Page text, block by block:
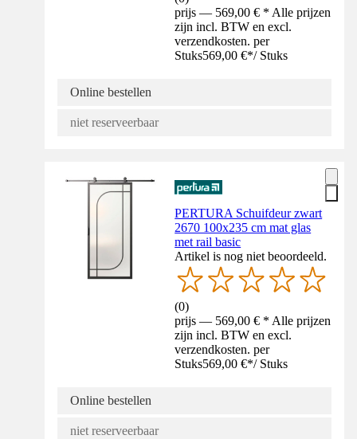
prijs — 569,00 € * Alle prijzen
zijn incl. BTW en excl.
verzendkosten. per
Stuks569,00 €*/ Stuks
Online bestellen
niet reserveerbaar
PERTURA Schuifdeur zwart
2670 100x235 cm mat glas
met rail basic
Artikel is nog niet beoordeeld.
(0)
prijs — 569,00 € * Alle prijzen
zijn incl. BTW en excl.
verzendkosten. per
Stuks569,00 €*/ Stuks
Online bestellen
niet reserveerbaar